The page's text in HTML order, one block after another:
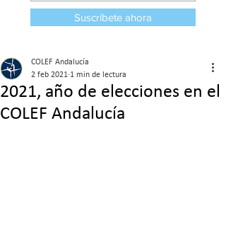
Suscríbete ahora
2021, año de elecciones en el
COLEF Andalucía
COLEF Andalucía
2 feb 2021 1 min de lectura